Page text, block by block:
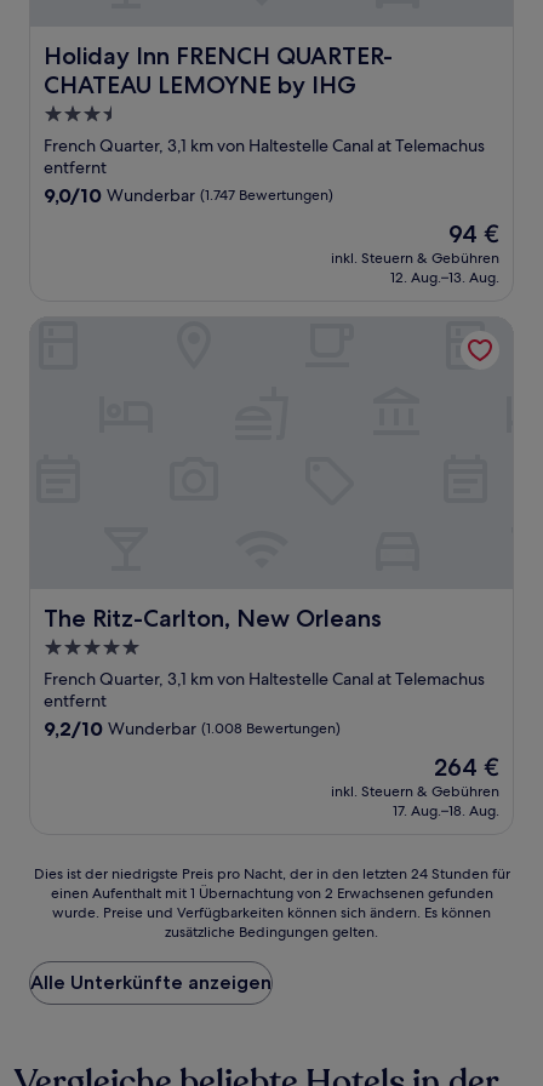
Holiday Inn FRENCH QUARTER-
CHATEAU LEMOYNE by IHG
Holiday Inn FRENCH QUARTER-CHATEAU LEMOYNE by
3.5-
Sterne-
Unterkunft
French Quarter, 3,1 km von Haltestelle Canal at Telemachus
entfernt
9.0
9,0/10 Wunderbar (1.747 Bewertungen)
Der
Preis
beträgt
94 €
inkl. Steuern & Gebühren
12. Aug.–13. Aug.
The Ritz-Carlton, New Orleans
The Ritz-Carlton, New Orleans
5.0-
Sterne-
Unterkunft
French Quarter, 3,1 km von Haltestelle Canal at Telemachus
entfernt
9.2
9,2/10 Wunderbar (1.008 Bewertungen)
Der
Preis
beträgt
264 €
inkl. Steuern & Gebühren
17. Aug.–18. Aug.
Dies
der
Preis
pro
Nacht,
den
Dies ist der niedrigste Preis pro Nacht, der in den letzten 24 Stunden für
einen Aufenthalt mit 1 Übernachtung von 2 Erwachsenen gefunden
wurde. Preise und Verfügbarkeiten können sich ändern. Es können
zusätzliche Bedingungen gelten.
Alle Unterkünfte anzeigen